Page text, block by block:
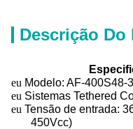
Descrição Do
eu Modelo: AF-400S48-
eu Sistemas Tethered
eu Tensão de entrada:
450Vcc)